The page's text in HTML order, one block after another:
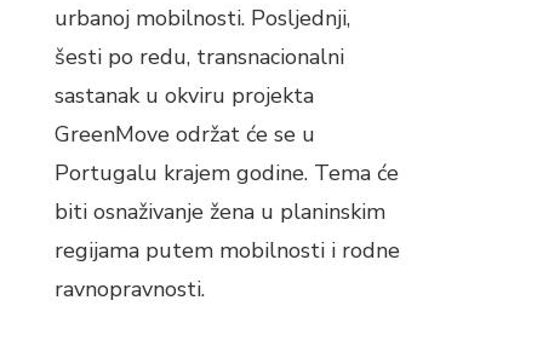
urbanoj mobilnosti. Posljednji,
šesti po redu, transnacionalni
sastanak u okviru projekta
GreenMove održat će se u
Portugalu krajem godine. Tema će
biti osnaživanje žena u planinskim
regijama putem mobilnosti i rodne
ravnopravnosti.